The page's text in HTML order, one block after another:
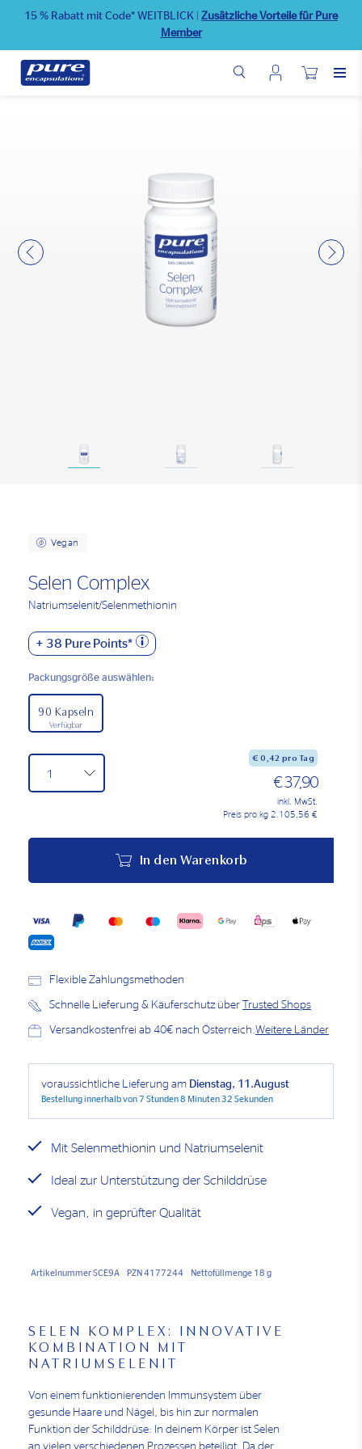
Direkt
Inhalt
15 % Rabatt mit Code* WEITBLICK
Zusätzliche Vorteile für Pure
Member
Wunschliste
Vegan
Selen Complex
Natriumselenit/Selenmethionin
+ 38 Pure Points*
Mit Selenmethionin und Natriumselenit
Ideal zur Unterstützung der Schilddrüse
Vegan, in geprüfter Qualität
Packungsgröße auswählen:
90 Kapseln
Verfügbar
€ 0,42 pro Tag
€ 37,90
inkl. MwSt.
Preis pro kg 2.105,56 €
In den Warenkorb
Flexible Zahlungsmethoden
Schnelle Lieferung & Käuferschutz über Trusted Shops
Versandkostenfrei ab 40€ nach Österreich.Weitere Länder
voraussichtliche Lieferung am Dienstag, 11.August
Bestellung innerhalb von7 Stunden 8 Minuten 31 Sekunden
Artikelnummer SCE9A PZN 4177244 Nettofüllmenge 18 g
SELEN KOMPLEX: INNOVATIVE
KOMBINATION MIT
NATRIUMSELENIT
Von einem funktionierenden Immunsystem über
gesunde Haare und Nägel, bis hin zur normalen
Funktion der Schilddrüse: In deinem Körper ist Selen
an vielen verschiedenen Prozessen beteiligt. Da der